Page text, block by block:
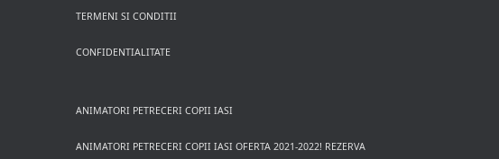
TERMENI SI CONDITII
CONFIDENTIALITATE
ANIMATORI PETRECERI COPII IASI
ANIMATORI PETRECERI COPII IASI OFERTA 2021-2022! REZERVA